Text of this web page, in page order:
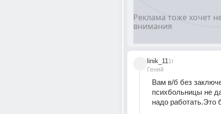
linik_11
Гений
1г
Вам в/б без
психбольницы не
надо работать.Это